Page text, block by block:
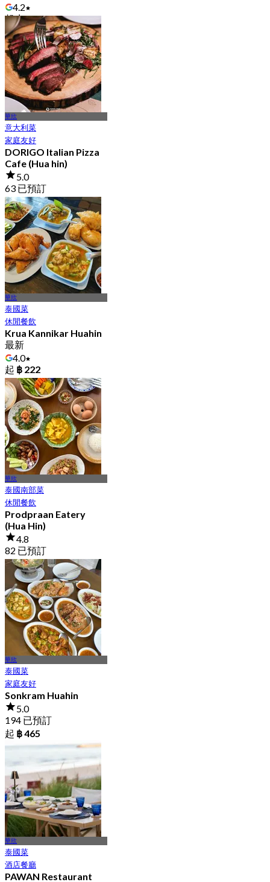
4.2
起฿ 622
華欣
意大利菜
家庭友好
DORIGO Italian Pizza
Cafe (Hua hin)
5.0
63 已預訂
起฿ 562
華欣
泰國菜
休閒餐飲
Krua Kannikar Huahin
最新
4.0
起 ฿ 222
華欣
泰國南部菜
休閒餐飲
Prodpraan Eatery
(Hua Hin)
4.8
82 已預訂
起฿ 422
華欣
泰國菜
家庭友好
Sonkram Huahin
5.0
194 已預訂
起 ฿ 465
華欣
泰國菜
酒店餐廳
PAWAN Restaurant